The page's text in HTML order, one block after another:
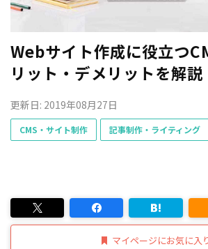
Webサイト作成に役立つ
リット・デメリットを解説
更新日: 2019年08月27日
CMS・サイト制作 記事制作・ライティング
マイページにお気に入